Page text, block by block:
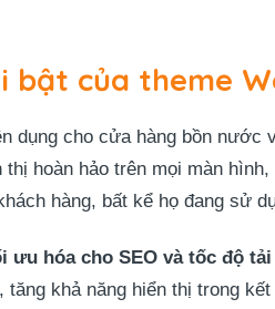
bật của theme
dụng cho cửa hàng bồn
thị hoàn hảo trên mọi màn
hàng, bất kể họ đang sử
ưu hóa cho SEO và tốc độ
tăng khả năng hiển thị trong